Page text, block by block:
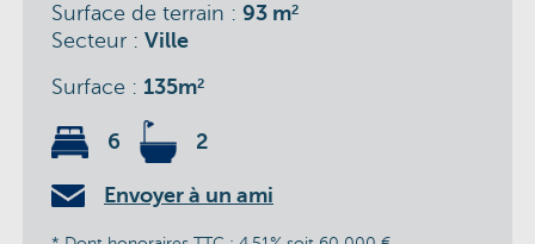
Surface de terrain : 93 m2
Secteur : Ville
Surface : 135m2
6 2
Envoyer à un ami